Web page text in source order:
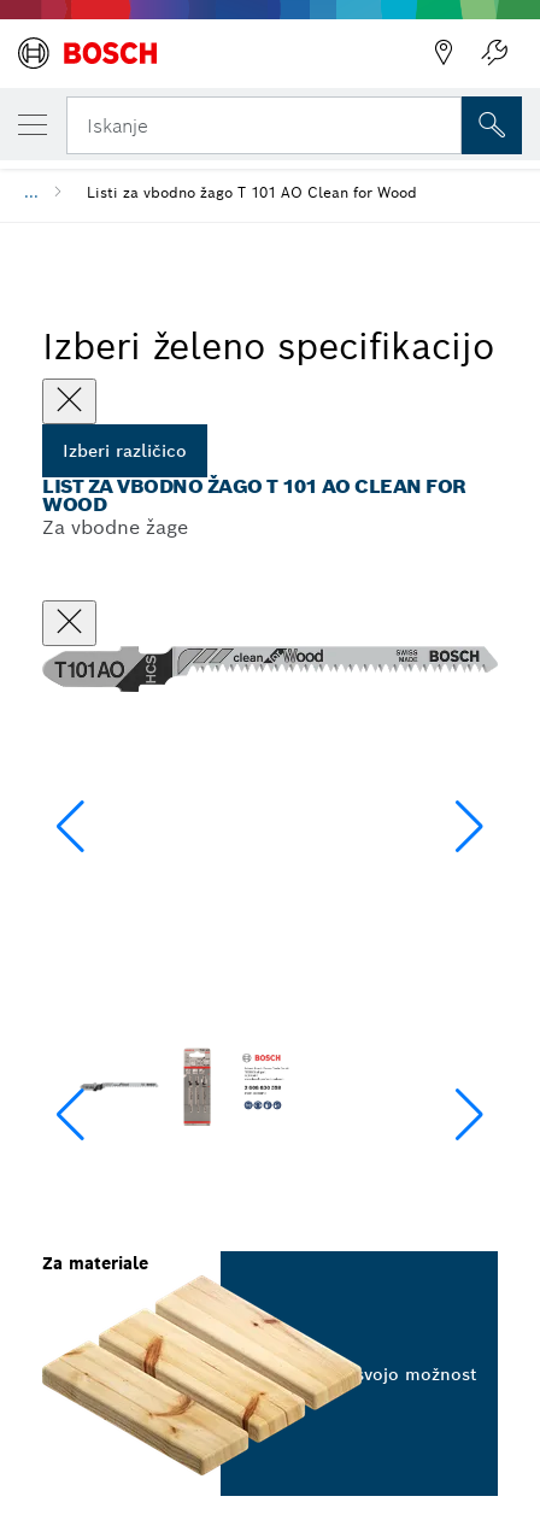
Iskanje
... Listi za vbodno žago T 101 AO Clean for Wood
Izberi želeno specifikacijo
Izberi različico
LIST ZA VBODNO ŽAGO T 101 AO CLEAN FOR
WOOD
Za vbodne žage
Za materiale
Izberite svojo možnost
TRENUTNO IZBRANA RAZLIČICA
List za vbodno žago T 101 AO Clean for